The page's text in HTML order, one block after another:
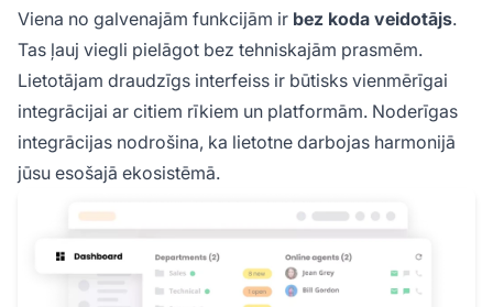
Viena no galvenajām funkcijām ir bez koda veidotājs.
Tas ļauj viegli pielāgot bez tehniskajām prasmēm.
Lietotājam draudzīgs interfeiss ir būtisks vienmērīgai
integrācijai ar citiem rīkiem un platformām. Noderīgas
integrācijas nodrošina, ka lietotne darbojas harmonijā
jūsu esošajā ekosistēmā.